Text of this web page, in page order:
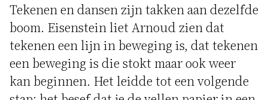
Tekenen en dansen zijn takken aan dezelfde
boom. Eisenstein liet Arnoud zien dat
tekenen een lijn in beweging is, dat tekenen
een beweging is die stokt maar ook weer
kan beginnen. Het leidde tot een volgende